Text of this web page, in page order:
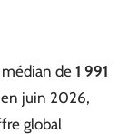
de 1 991
juin 2026,
global